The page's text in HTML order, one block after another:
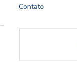
Contato